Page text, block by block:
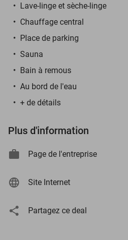
Lave-linge et sèche-linge
Chauffage central
Place de parking
Sauna
Bain à remous
Au bord de l'eau
+ de détails
Plus d'information
Page de l'entreprise
Site Internet
Partagez ce deal